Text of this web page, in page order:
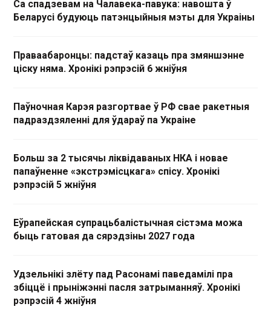
Са спадзевам на Чалавека-павука: навошта ў
Беларусі будуюць патэнцыйныя мэты для Украіны
Праваабаронцы: падстаў казаць пра змяншэнне
ціску няма. Хронікі рэпрэсій 6 жніўня
Паўночная Карэя разгортвае ў РФ свае ракетныя
падраздзяленні для ўдараў па Украіне
Больш за 2 тысячы ліквідаваных НКА і новае
папаўненне «экстрэмісцкага» спісу. Хронікі
рэпрэсій 5 жніўня
Еўрапейская супрацьбалістычная сістэма можа
быць гатовая да сярэдзіны 2027 года
Удзельнікі злёту пад Расонамі паведамілі пра
збіццё і прыніжэнні пасля затрыманняў. Хронікі
рэпрэсій 4 жніўня